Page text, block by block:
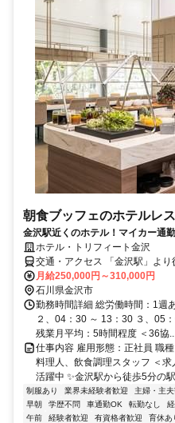
朝食ブッフェのホテルレ
金沢駅近くのホテル！マイカー通
ホテル・トリフィート金沢
交通・アクセス 「金沢駅」よ
月給250,000円～310,000円
石川県金沢市
勤務時間詳細 総労働時間：1週
２、04：30 ～ 13：30 ３、05
残業月平均：5時間程度 ＜36協
仕事内容 雇用形態：正社員 職
料理人、飲食調理スタッフ ＜
活躍中 ✨金沢駅から徒歩5分の
制服あり 業界未経験者歓迎 主婦・主
早朝
学歴不問 車通勤OK 転勤なし
午前
経験者歓迎 有資格者歓迎 育休あ